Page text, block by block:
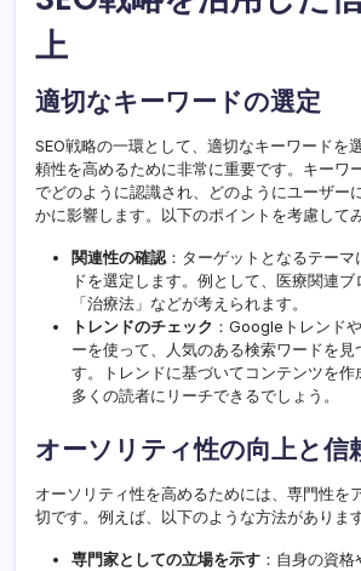
上
適切なキーワードの選定
SEO戦略の一環として、適切なキーワードを
頼性を高めるために非常に重要です。キーワ
でどのように認識され、どのようにユーザー
かに影響します。以下のポイントを考慮して
関連性の確認 ：ターゲットとなるテー
ドを選定します。例として、医療関連ブ
「治療法」などが考えられます。
トレンドのチェック ：Googleトレンド
ーを使って、人気のある検索ワードを見
す。トレンドに基づいてコンテンツを作
多くの読者にリーチできるでしょう。
オーソリティ性の向上と信
オーソリティ性を高めるためには、専門性を
切です。例えば、以下のような方法がありま
専門家としての立場を示す ：自身の資